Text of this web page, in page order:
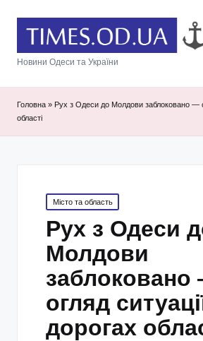
Новини Одеси та України
Головна » Рух з Одеси до Молдови заблоковано —
області
Posted
in
Місто та область
Рух з Одеси
Молдови
огляд
дорогах